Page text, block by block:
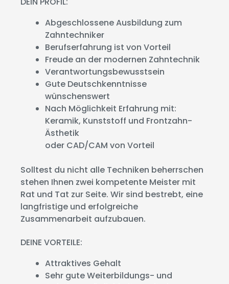
Abgeschlossene Ausbildung zum
Zahntechniker
Berufserfahrung ist von Vorteil
Freude an der modernen Zahntechnik
Verantwortungsbewusstsein
Gute Deutschkenntnisse
wünschenswert
Nach Möglichkeit Erfahrung mit:
Keramik, Kunststoff und Frontzahn-
Ästhetik
oder CAD/CAM von Vorteil
Solltest du nicht alle Techniken beherrschen
stehen Ihnen zwei kompetente Meister mit
Rat und Tat zur Seite. Wir sind bestrebt, eine
langfristige und erfolgreiche
Zusammenarbeit aufzubauen.
DEINE VORTEILE:
Attraktives Gehalt
Sehr gute Weiterbildungs- und